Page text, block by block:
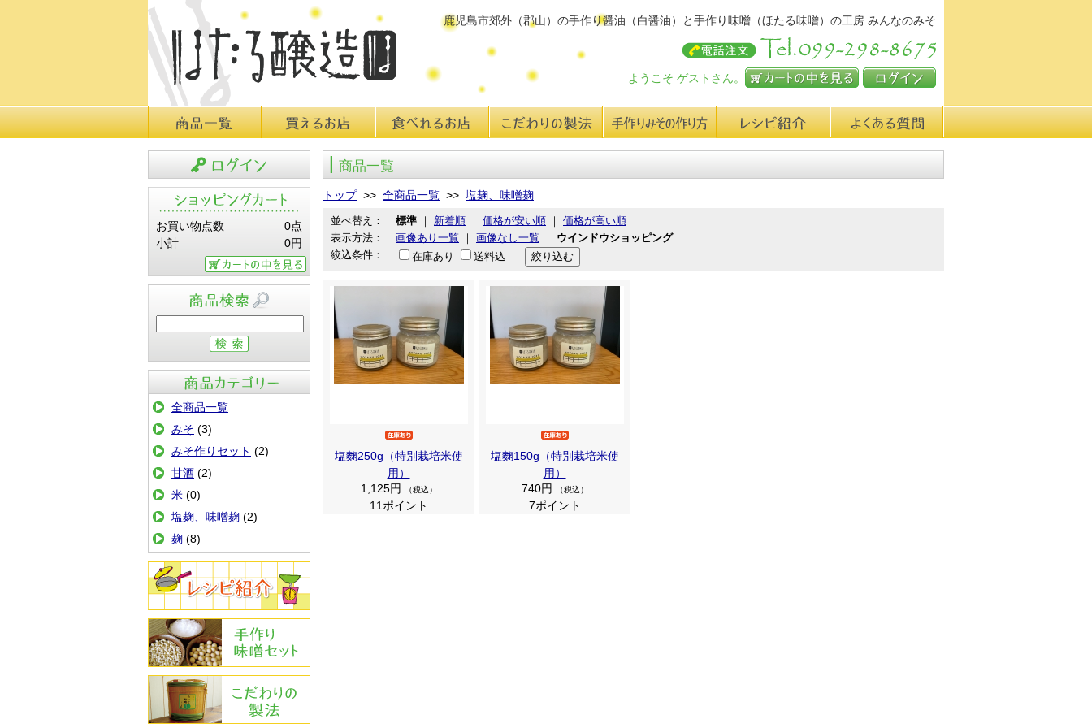
鹿児島市郊外（郡山）の手作り醤油（白醤油）と手作り味噌（ほたる味噌）の工房 みんなのみそ
ようこそ ゲストさん。
ログイン
お買い物点数
0点
小計
0円
カートの中を見る
商品カテゴリ
全商品一覧
みそ (3)
みそ作りセット (2)
甘酒 (2)
米 (0)
塩麹、味噌麹 (2)
麹 (8)
レシピ紹介
手作りみその作り方
商品一覧
トップ>> 全商品一覧 >> 塩麹、味噌麹
並べ替え： 標準 ｜ 新着順 ｜ 価格が安い順 ｜ 価格が高い順
表示方法：
画像あり一覧 ｜ 画像なし一覧 ｜ ウインドウショッピング
絞込条件：
在庫あり 送料込
塩麴250g（特別栽培米使
用）
1,125円
（税込）
11ポイント
塩麴150g（特別栽培米使
用）
740円
（税込）
7ポイント